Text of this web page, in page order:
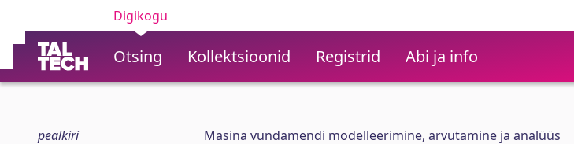
Digikogu
Otsing Kollektsioonid Registrid Abi ja info
pealkiri
Masina vundamendi modelleerimine, arvutamine ja analüüs